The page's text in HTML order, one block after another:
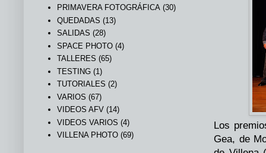
Los
Gea, de
PRIMAVERA FOTOGRÁFICA (30)
QUEDADAS (13)
SALIDAS (28)
SPACE PHOTO (4)
TALLERES (65)
TESTING (1)
TUTORIALES (2)
VARIOS (67)
VIDEOS AFV (14)
VIDEOS VARIOS (4)
VILLENA PHOTO (69)